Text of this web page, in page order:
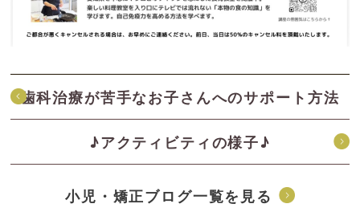
歯科治療が苦手なお子さんへのサポート方法
♪アクティビティの様子♪
小児・矯正ブログ一覧を見る